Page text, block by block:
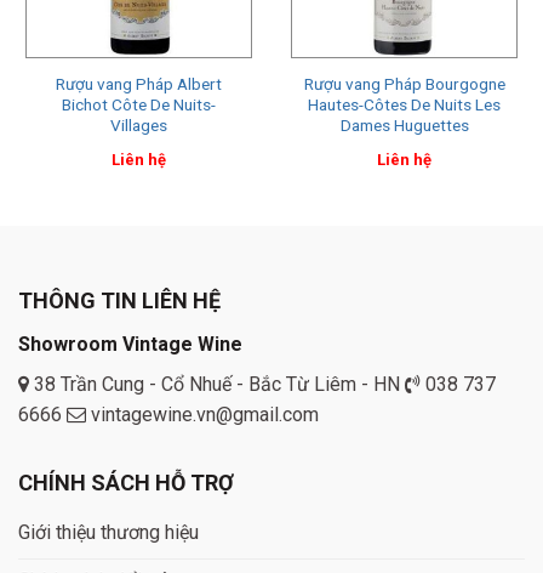
Rượu vang Pháp Albert
Bichot Côte De Nuits-
Villages
Liên hệ
Rượu vang Pháp Bourgogne
Hautes-Côtes De Nuits Les
Dames Huguettes
Liên hệ
THÔNG TIN LIÊN HỆ
Showroom Vintage Wine
38 Trần Cung - Cổ Nhuế - Bắc Từ Liêm - HN
038 737
6666
vintagewine.vn@gmail.com
CHÍNH SÁCH HỖ TRỢ
Giới thiệu thương hiệu